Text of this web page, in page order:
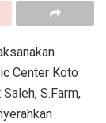
Center Koto
S.Farm,